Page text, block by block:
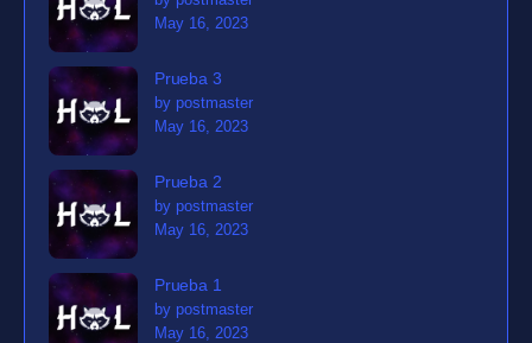
May 16, 2023
Prueba 3
by postmaster
May 16, 2023
Prueba 2
by postmaster
May 16, 2023
Prueba 1
by postmaster
May 16, 2023